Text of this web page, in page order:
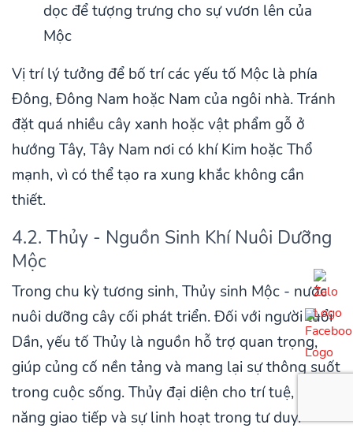
dọc để tượng trưng cho sự vươn lên của
Mộc
Vị trí lý tưởng để bố trí các yếu tố Mộc là phía
Đông, Đông Nam hoặc Nam của ngôi nhà. Tránh
đặt quá nhiều cây xanh hoặc vật phẩm gỗ ở
hướng Tây, Tây Nam nơi có khí Kim hoặc Thổ
mạnh, vì có thể tạo ra xung khắc không cần
thiết.
4.2. Thủy - Nguồn Sinh Khí Nuôi Dưỡng
Mộc
Trong chu kỳ tương sinh, Thủy sinh Mộc - nước
nuôi dưỡng cây cối phát triển. Đối với người tuổi
Dần, yếu tố Thủy là nguồn hỗ trợ quan trọng,
giúp củng cố nền tảng và mang lại sự thông suốt
trong cuộc sống. Thủy đại diện cho trí tuệ, khả
năng giao tiếp và sự linh hoạt trong tư duy.